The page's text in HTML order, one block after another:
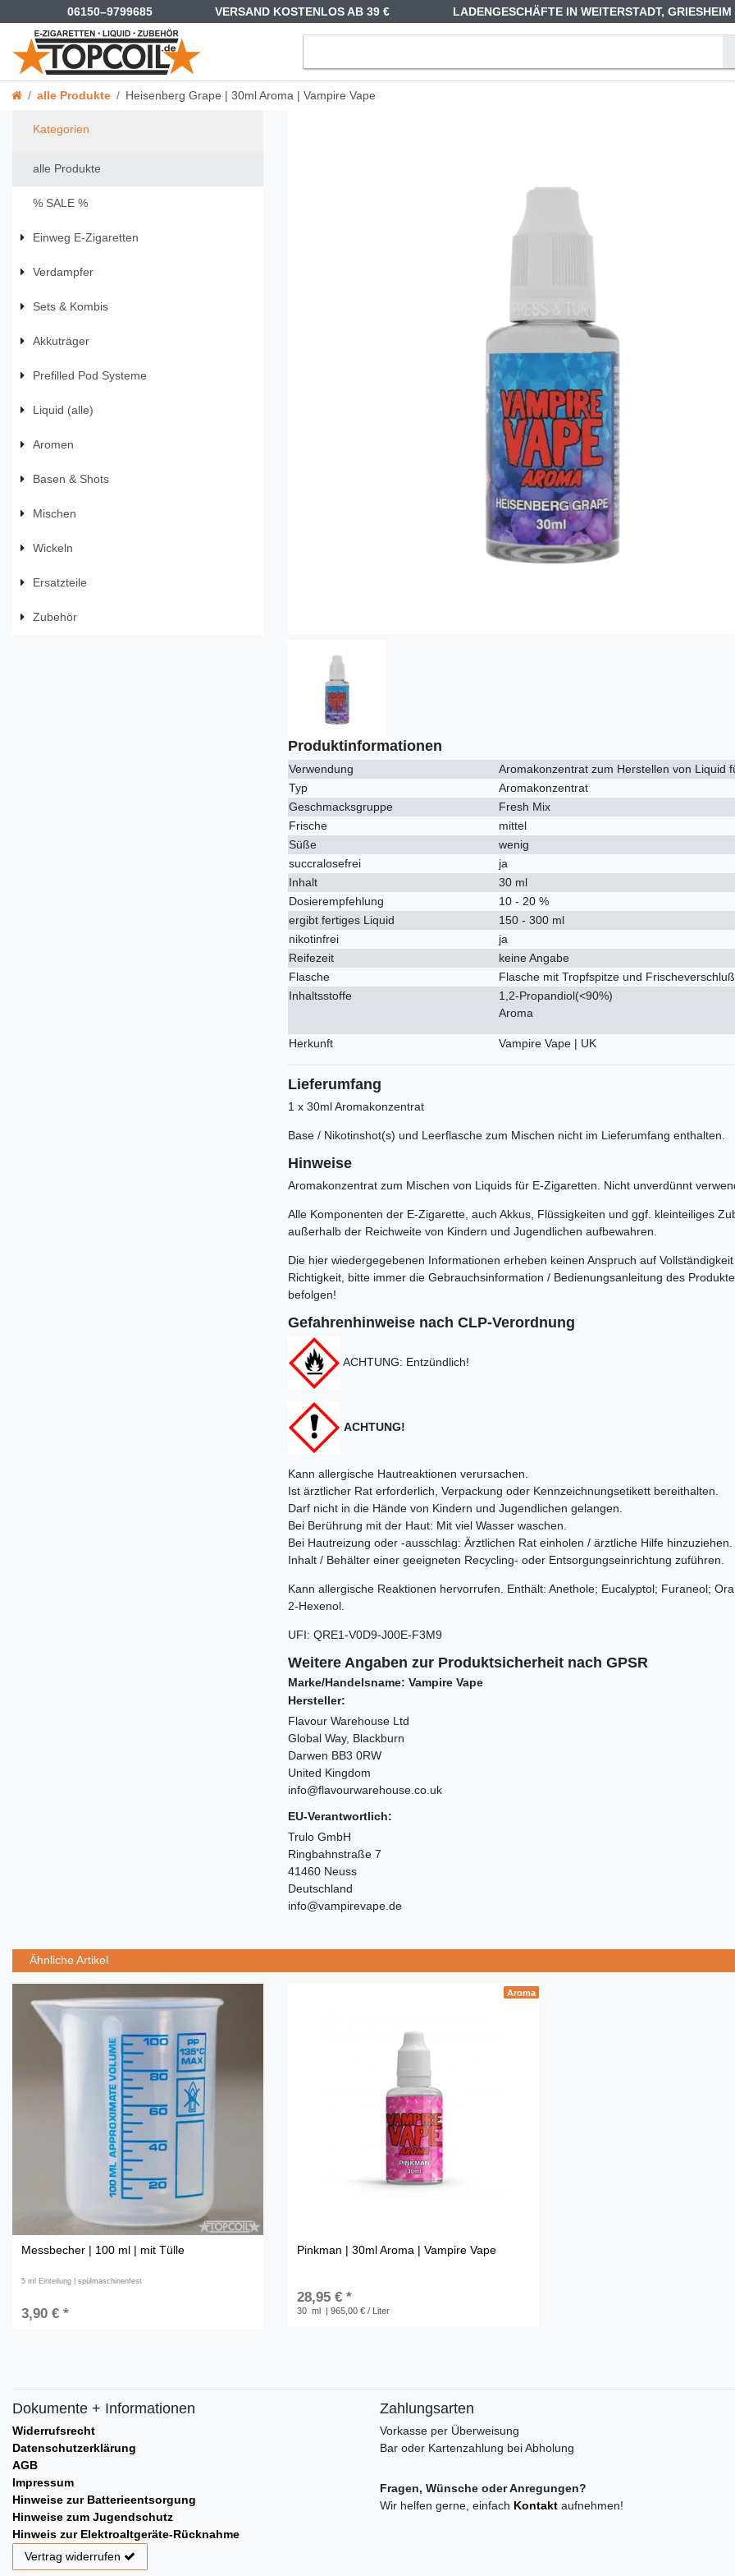
06150–9799685 VERSAND KOSTENLOS AB 39 € LADENGESCHÄFTE IN WEITERSTADT,
alle Produkte Heisenberg Grape | 30ml Aroma | Vampire Vape
Kategorien
alle Produkte
% SALE %
Einweg E-Zigaretten
Verdampfer
Sets & Kombis
Akkuträger
Prefilled Pod Systeme
Liquid (alle)
Aromen
Basen & Shots
Mischen
Wickeln
Ersatzteile
Zubehör
Produktinformationen
Verwendung
Aromakonzentrat zum Herstellen von Liquid
Typ
Aromakonzentrat
Geschmacksgruppe
Fresh Mix
Frische
mittel
Süße
wenig
succralosefrei
ja
Inhalt
30 ml
Dosierempfehlung
10 - 20 %
ergibt fertiges Liquid
150 - 300 ml
nikotinfrei
ja
Reifezeit
keine Angabe
Flasche
Flasche mit Tropfspitze und Frischeverschluß
Inhaltsstoffe
1,2-Propandiol(<90%)
Aroma
Herkunft Vampire Vape | UK
Lieferumfang
1 x 30ml Aromakonzentrat
Base / Nikotinshot(s) und Leerflasche zum Mischen nicht im Lieferumfang enthalten.
Hinweise
Aromakonzentrat zum Mischen von Liquids für E-Zigaretten. Nicht unverdünnt
Alle Komponenten der E-Zigarette, auch Akkus, Flüssigkeiten und ggf. kleinteiliges
außerhalb der Reichweite von Kindern und Jugendlichen aufbewahren.
Die hier wiedergegebenen Informationen erheben keinen Anspruch auf
Richtigkeit, bitte immer die Gebrauchsinformation / Bedienungsanleitung des
befolgen!
Gefahrenhinweise nach CLP-Verordnung
ACHTUNG: Entzündlich!
ACHTUNG!
Kann allergische Hautreaktionen verursachen.
Ist ärztlicher Rat erforderlich, Verpackung oder Kennzeichnungsetikett bereithalten.
Darf nicht in die Hände von Kindern und Jugendlichen gelangen.
Bei Berührung mit der Haut: Mit viel Wasser waschen.
Bei Hautreizung oder -ausschlag: Ärztlichen Rat einholen / ärztliche Hilfe hinzuziehen.
Inhalt / Behälter einer geeigneten Recycling- oder Entsorgungseinrichtung zuführen.
Kann allergische Reaktionen hervorrufen. Enthält: Anethole; Eucalyptol; Furaneol;
2-Hexenol.
UFI: QRE1-V0D9-J00E-F3M9
Weitere Angaben zur Produktsicherheit nach GPSR
Marke/Handelsname: Vampire Vape
Hersteller:
Flavour Warehouse Ltd
Global Way, Blackburn
Darwen BB3 0RW
United Kingdom
info@flavourwarehouse.co.uk
EU-Verantwortlich:
Trulo GmbH
Ringbahnstraße 7
41460 Neuss
Deutschland
info@vampirevape.de
Ähnliche Artikel
Messbecher | 100 ml | mit Tülle
5 ml Einteilung | spülmaschinenfest
3,90 € *
Aroma
Pinkman | 30ml Aroma | Vampire Vape
28,95 € *
30 ml | 965,00 € / Liter
Dokumente + Informationen
Widerrufsrecht
Datenschutzerklärung
AGB
Impressum
Hinweise zur Batterieentsorgung
Hinweise zum Jugendschutz
Hinweis zur Elektroaltgeräte-Rücknahme
Vertrag widerrufen
Zahlungsarten
Vorkasse per Überweisung
Bar oder Kartenzahlung bei Abholung
Fragen, Wünsche oder Anregungen?
Wir helfen gerne, einfach Kontakt aufnehmen!